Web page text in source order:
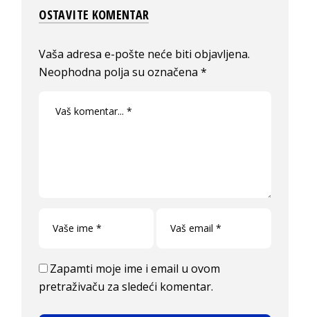
OSTAVITE KOMENTAR
Vaša adresa e-pošte neće biti objavljena.
Neophodna polja su označena*
Zapamti moje ime i email u ovom
pretraživaču za sledeći komentar.